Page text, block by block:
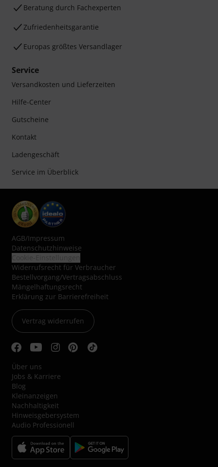
Beratung durch Fachexperten
Zufriedenheitsgarantie
Europas größtes Versandlager
Service
Versandkosten und Lieferzeiten
Hilfe-Center
Gutscheine
Kontakt
Ladengeschäft
Service im Überblick
AGB/Impressum
Datenschutzhinweise
Widerrufsrecht für Verbraucher
Bestellvorgang/Vertragsabschluss
Mängelhaftungsrecht
Erklärung zur Barrierefreiheit
Vertrag widerrufen
Über uns
Jobs & Karriere
Blog
Kleinanzeigen
Nachhaltigkeit
Hinweisgebersystem
Audio Professionell